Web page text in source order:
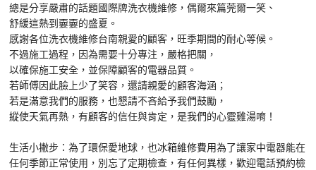
總是分享嚴肅的話題國際牌洗衣機維修，偶爾來篇莞爾一笑、
舒緩這熱到嫑嫑的盛夏。
感謝各位洗衣機維修台南親愛的顧客，旺季期間的耐心等候。
不過施工過程，因為需要十分專注，嚴格把關，
以確保施工安全，並保障顧客的電器品質。
若師傅因此臉上少了笑容，還請親愛的顧客海涵；
若是滿意我們的服務，也懇請不吝給予我們鼓勵，
縱使天氣再熱，有顧客的信任與肯定，是我們的心靈雞湯唷！
生活小撇步：為了環保愛地球，也冰箱維修費用為了讓家中電器能在
任何季節正常使用，別忘了定期檢查，有任何異樣，歡迎電話預約檢